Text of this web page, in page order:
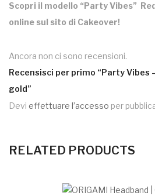
Scopri il modello “Party Vibes”
online sul sito di Cakeover!
Ancora non ci sono recensioni.
Recensisci per primo “Party Vibes
gold”
Devi effettuare l’accesso per
RELATED PRODUCTS
AGGIUNGI AL CARRELLO